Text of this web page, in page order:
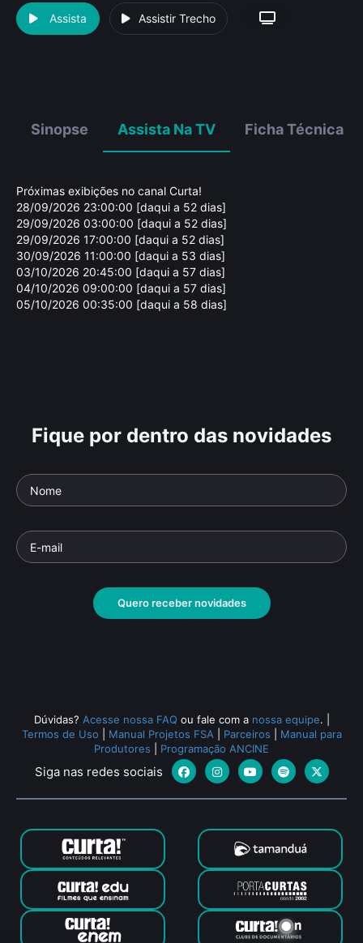
Assista Assistir Trecho
Sinopse Assista Na TV Ficha Técnica
Próximas exibições no canal Curta!
28/09/2026 23:00:00 [daqui a 52 dias]
29/09/2026 03:00:00 [daqui a 52 dias]
29/09/2026 17:00:00 [daqui a 52 dias]
30/09/2026 11:00:00 [daqui a 53 dias]
03/10/2026 20:45:00 [daqui a 57 dias]
04/10/2026 09:00:00 [daqui a 57 dias]
05/10/2026 00:35:00 [daqui a 58 dias]
Fique por dentro das novidades
Quero receber novidades
Dúvidas? Acesse nossa FAQ ou fale com a nossa equipe.
Termos de Uso
Manual Projetos FSA Parceiros
Manual para
Produtores
Programação ANCINE
Siga nas redes sociais